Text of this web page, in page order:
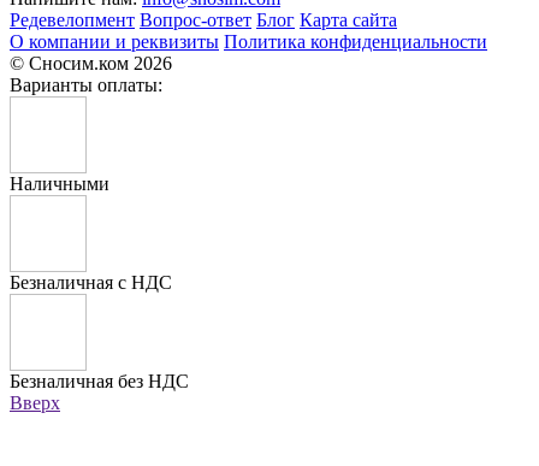
Редевелопмент Вопрос-ответ Блог Карта сайта
О компании и реквизиты Политика конфиденциальности
© Сносим.ком 2026
Варианты оплаты:
Наличными
Безналичная с НДС
Безналичная без НДС
Вверх